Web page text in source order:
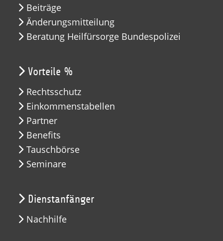
Beiträge
Änderungsmitteilung
Beratung Heilfürsorge Bundespolizei
Vorteile %
Rechtsschutz
Einkommenstabellen
Partner
Benefits
Tauschbörse
Seminare
Dienstanfänger
Nachhilfe